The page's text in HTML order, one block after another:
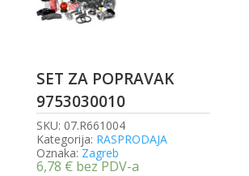
SET ZA POPRAVAK
9753030010
SKU: 07.R661004
Kategorija: RASPRODAJA
Oznaka: Zagreb
6,78 € bez PDV-a